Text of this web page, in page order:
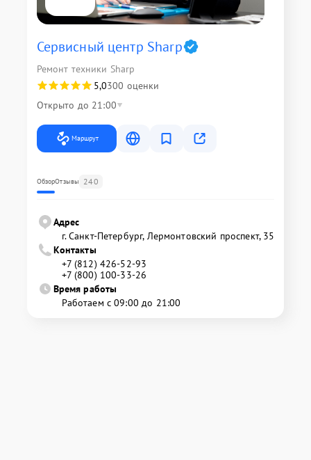
Сервисный центр Sharp
Ремонт техники Sharp
5,0300 оценки
Открыто до 21:00
Маршрут
ОбзорОтзывы 240
Адрес
г. Санкт-Петербург, Лермонтовский проспект, 35
Контакты
+7 (812) 426-52-93
+7 (800) 100-33-26
Время работы
Работаем с 09:00 до 21:00